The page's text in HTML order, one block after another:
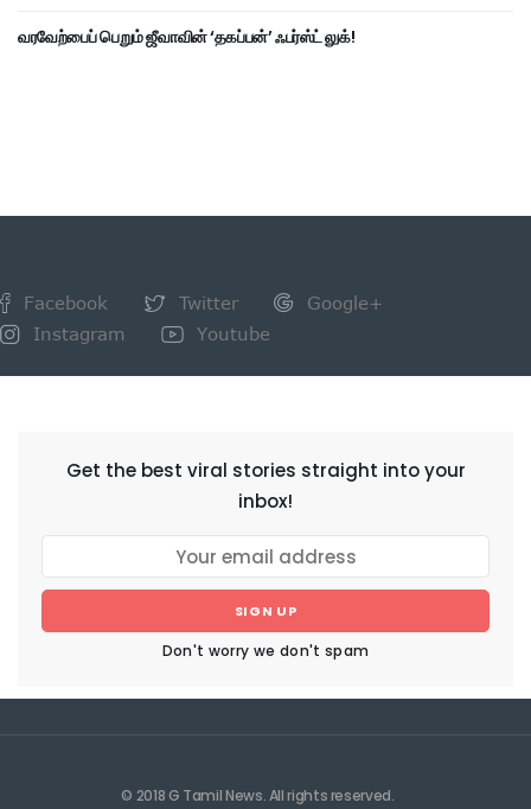
வரவேற்பைப் பெறும் ஜீவாவின் ‘தகப்பன்’ ஃபர்ஸ்ட் லுக்!
Facebook Twitter
Google+
Instagram
Youtube
Get the best viral stories straight into your
inbox!
SIGN UP
Don't worry we don't spam
© 2018 G Tamil News. All rights reserved.